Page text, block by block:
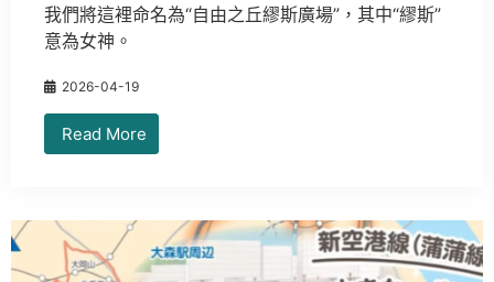
我們將這裡命名為“自由之丘繆斯廣場”，其中“繆斯”
意為女神。
2026-04-19
Read More